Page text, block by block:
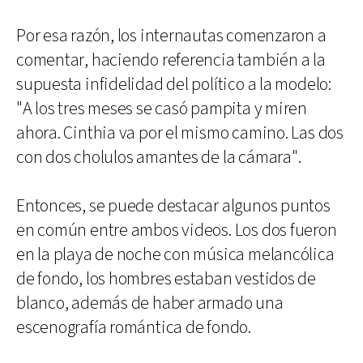
Por esa razón, los internautas comenzaron a
comentar, haciendo referencia también a la
supuesta infidelidad del político a la modelo:
"A los tres meses se casó pampita y miren
ahora. Cinthia va por el mismo camino. Las dos
con dos cholulos amantes de la cámara".
Entonces, se puede destacar algunos puntos
en común entre ambos videos. Los dos fueron
en la playa de noche con música melancólica
de fondo, los hombres estaban vestidos de
blanco, además de haber armado una
escenografía romántica de fondo.